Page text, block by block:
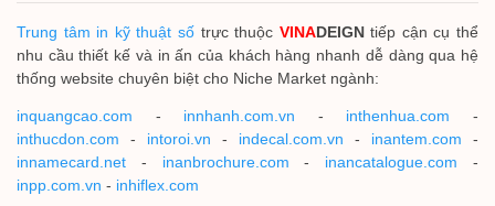
Trung tâm in kỹ thuật sốtrực thuộc VINADEIGNtiếp cận cụ thể
nhu cầu thiết kế và in ấn của khách hàng nhanh dễ dàng qua hệ
thống website chuyên biệt cho Niche Market ngành:
inquangcao.com - innhanh.com.vn - inthenhua.com -
inthucdon.com - intoroi.vn - indecal.com.vn - inantem.com -
innamecard.net - inanbrochure.com - inancatalogue.com -
inpp.com.vn - inhiflex.com